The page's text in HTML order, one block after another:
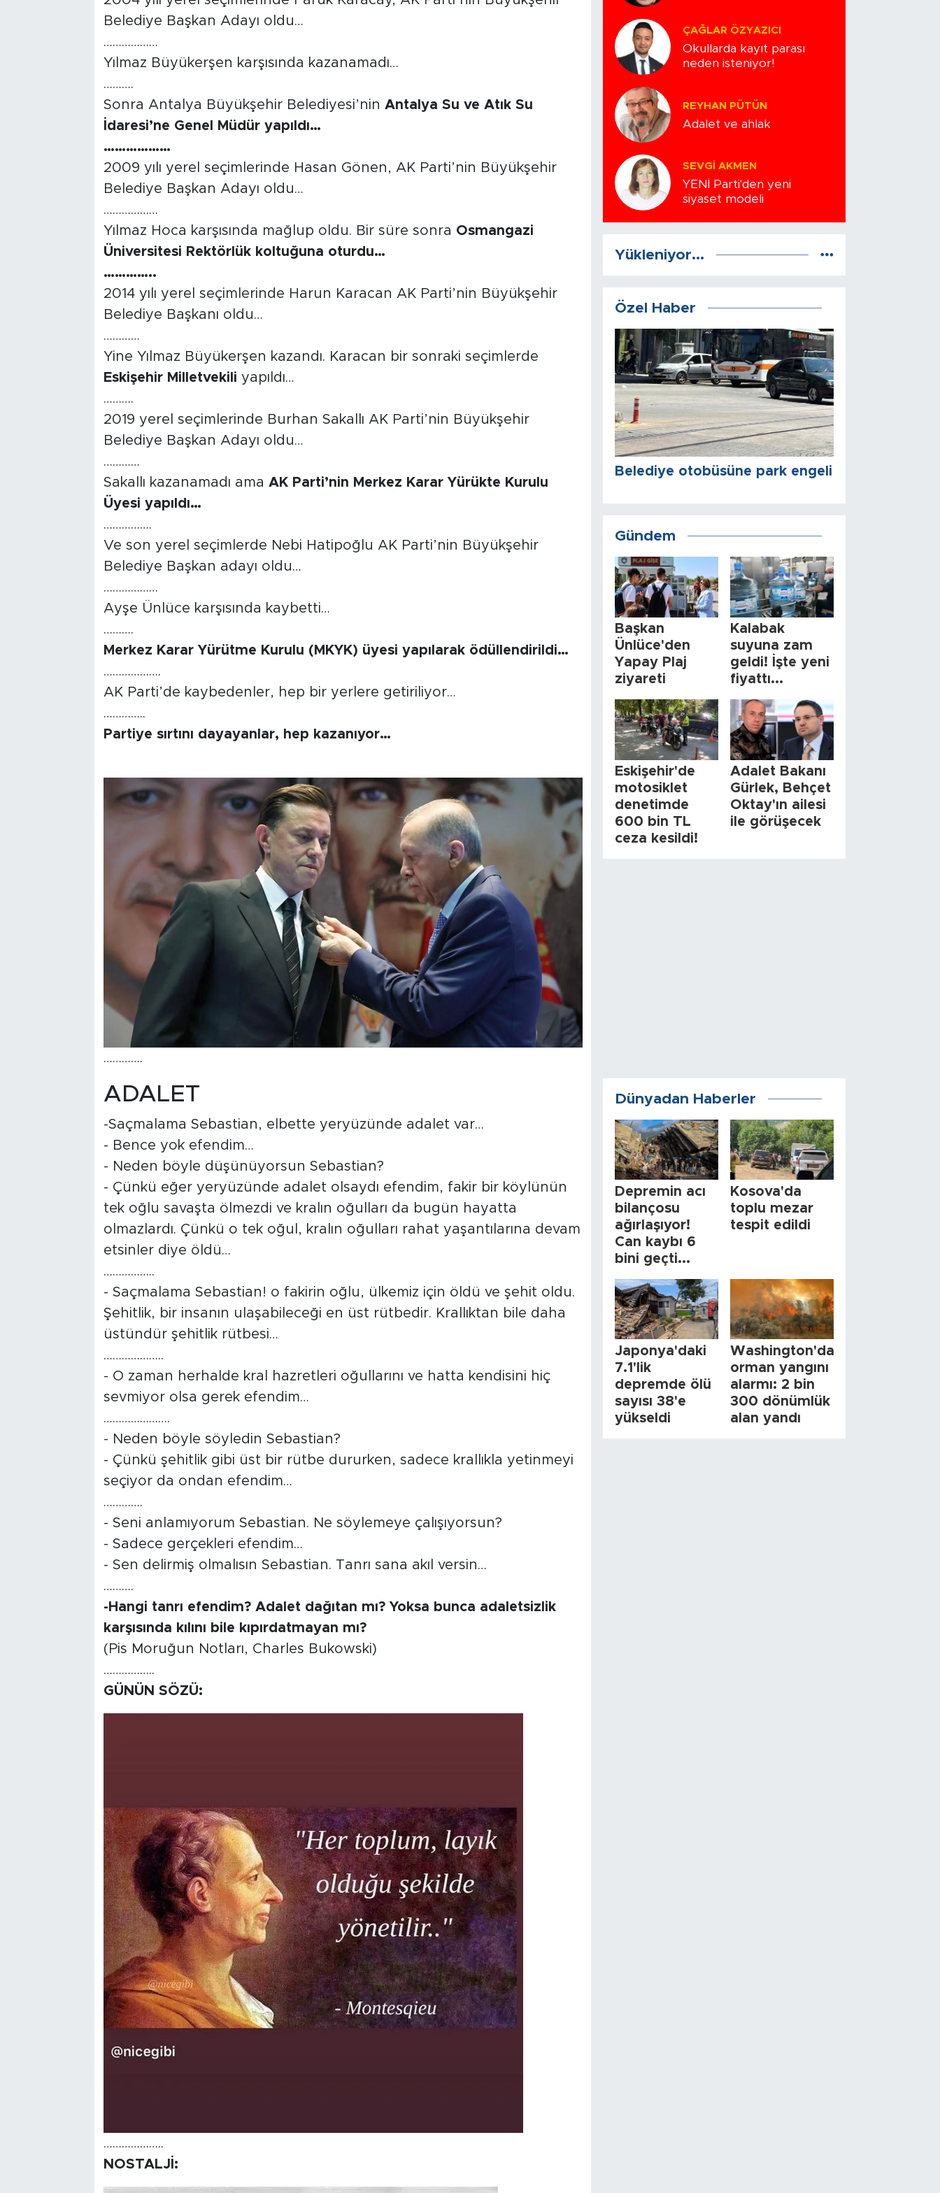
Belediye Başkan Adayı oldu…
………………
Yılmaz Büyükerşen karşısında kazanamadı…
……….
Sonra Antalya Büyükşehir Belediyesi’nin Antalya Su ve Atık Su
İdaresi’ne Genel Müdür yapıldı…
………………
2009 yılı yerel seçimlerinde Hasan Gönen, AK Parti’nin Büyükşehir
Belediye Başkan Adayı oldu…
………………
Yılmaz Hoca karşısında mağlup oldu. Bir süre sonra Osmangazi
Üniversitesi Rektörlük koltuğuna oturdu…
…………..
2014 yılı yerel seçimlerinde Harun Karacan AK Parti’nin Büyükşehir
Belediye Başkanı oldu…
…………
Yine Yılmaz Büyükerşen kazandı. Karacan bir sonraki seçimlerde
Eskişehir Milletvekili yapıldı…
……….
2019 yerel seçimlerinde Burhan Sakallı AK Parti’nin Büyükşehir
Belediye Başkan Adayı oldu…
…………
Sakallı kazanamadı ama AK Parti’nin Merkez Karar Yürükte Kurulu
Üyesi yapıldı…
…………….
Ve son yerel seçimlerde Nebi Hatipoğlu AK Parti’nin Büyükşehir
Belediye Başkan adayı oldu…
………………
Ayşe Ünlüce karşısında kaybetti…
……….
Merkez Karar Yürütme Kurulu (MKYK) üyesi yapılarak ödüllendirildi…
……………….
AK Parti’de kaybedenler, hep bir yerlere getiriliyor…
…………..
Partiye sırtını dayayanlar, hep kazanıyor…
………….
ADALET
-Saçmalama Sebastian, elbette yeryüzünde adalet var…
- Bence yok efendim…
- Neden böyle düşünüyorsun Sebastian?
- Çünkü eğer yeryüzünde adalet olsaydı efendim, fakir bir köylünün
tek oğlu savaşta ölmezdi ve kralın oğulları da bugün hayatta
olmazlardı. Çünkü o tek oğul, kralın oğulları rahat yaşantılarına devam
etsinler diye öldü…
……………..
- Saçmalama Sebastian! o fakirin oğlu, ülkemiz için öldü ve şehit oldu.
Şehitlik, bir insanın ulaşabileceği en üst rütbedir. Krallıktan bile daha
üstündür şehitlik rütbesi…
………………..
- O zaman herhalde kral hazretleri oğullarını ve hatta kendisini hiç
sevmiyor olsa gerek efendim…
………………….
- Neden böyle söyledin Sebastian?
- Çünkü şehitlik gibi üst bir rütbe dururken, sadece krallıkla yetinmeyi
seçiyor da ondan efendim…
………….
- Seni anlamıyorum Sebastian. Ne söylemeye çalışıyorsun?
- Sadece gerçekleri efendim…
- Sen delirmiş olmalısın Sebastian. Tanrı sana akıl versin…
……….
-Hangi tanrı efendim? Adalet dağıtan mı? Yoksa bunca adaletsizlik
karşısında kılını bile kıpırdatmayan mı?
(Pis Moruğun Notları, Charles Bukowski)
……………..
GÜNÜN SÖZÜ:
………………..
NOSTALJİ:
ÇAĞLAR ÖZYAZICI
Okullarda kayıt parası
neden isteniyor!
REYHAN PÜTÜN
Adalet ve ahlak
SEVGI AKMEN
YENİ Parti'den yeni
siyaset modeli
Yükleniyor...
Özel Haber
Belediye otobüsüne park engeli
Gündem
Başkan
Ünlüce'den
Yapay Plaj
ziyareti
Kalabak
suyuna zam
geldi! İşte yeni
fiyattı...
Eskişehir'de
motosiklet
denetimde
600 bin TL
ceza kesildi!
Adalet Bakanı
Gürlek, Behçet
Oktay'ın ailesi
ile görüşecek
Dünyadan Haberler
Depremin acı
bilançosu
ağırlaşıyor!
Can kaybı 6
bini geçti...
Kosova'da
toplu mezar
tespit edildi
Japonya'daki
7.1'lik
depremde ölü
sayısı 38'e
yükseldi
Washington'da
orman yangını
alarmı: 2 bin
300 dönümlük
alan yandı
Resmi İlanlar